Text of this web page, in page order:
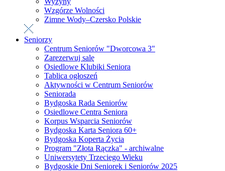
Wzgórze Wolności
Zimne Wody–Czersko Polskie
Seniorzy
Centrum Seniorów "Dworcowa 3"
Zarezerwuj salę
Osiedlowe Klubiki Seniora
Tablica ogłoszeń
Aktywności w Centrum Seniorów
Seniorada
Bydgoska Rada Seniorów
Osiedlowe Centra Seniora
Korpus Wsparcia Seniorów
Bydgoska Karta Seniora 60+
Bydgoska Koperta Życia
Program "Złota Rączka" - archiwalne
Uniwersytety Trzeciego Wieku
Bydgoskie Dni Seniorek i Seniorów 2025